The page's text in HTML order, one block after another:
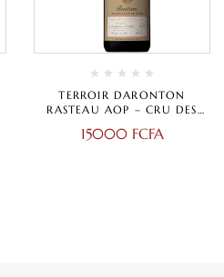
TERROIR DARONTON
RASTEAU AOP – CRU DES
ROUGE – 75 CL
15000 FCFA